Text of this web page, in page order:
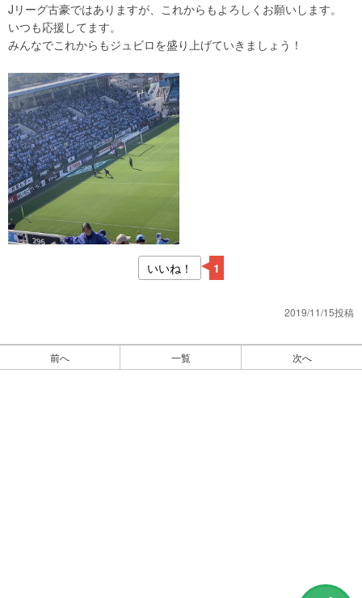
Jリーグ古豪ではありますが、これからもよろしくお願いします。
いつも応援してます。
みんなでこれからもジュビロを盛り上げていきましょう！
いいね！ 1
2019/11/15投稿
前へ 一覧 次へ